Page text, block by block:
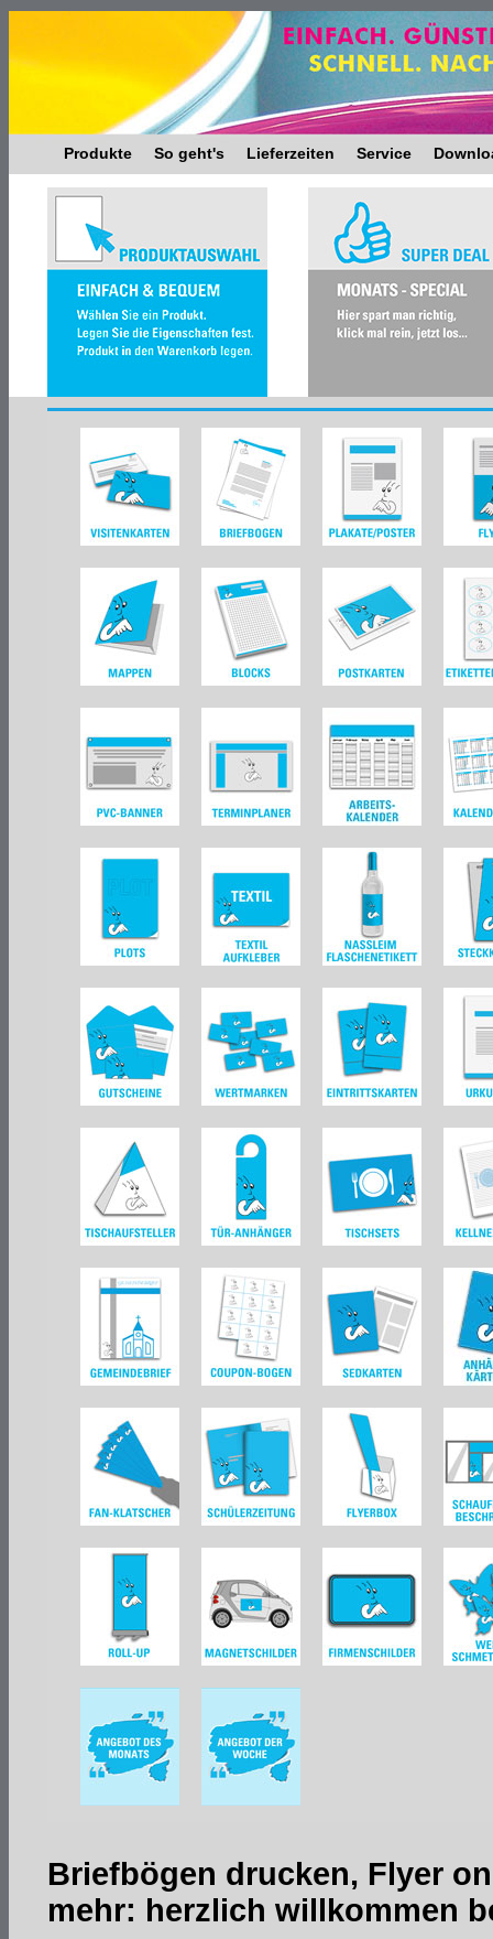
Produkte So geht's Lieferzeiten Service
Briefbögen drucken, Flyer
mehr: herzlich willkommen